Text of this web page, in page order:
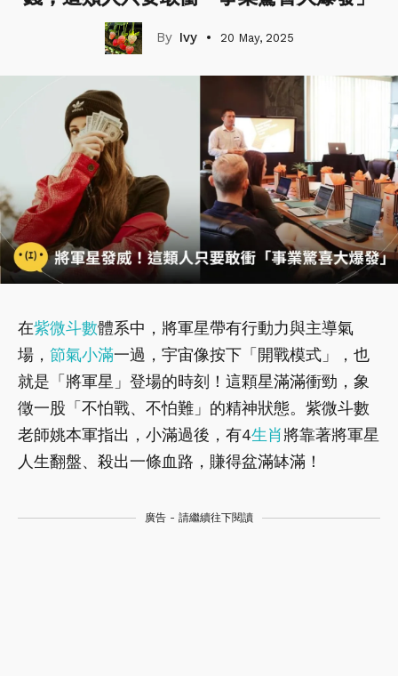
Ivy 20 May, 2025
在紫微斗數體系中，將軍星帶有行動力與主導氣
場， 節氣小滿一過，宇宙像按下「開戰模式」，也
就是「將軍星」登場的時刻！這顆星滿滿衝勁，象
徵一股「不怕戰、不怕難」的精神狀態。紫微斗數
老師姚本軍指出，小滿過後，有4生肖將靠著將軍星
人生翻盤、殺出一條血路，賺得盆滿缽滿！
廣告 - 請繼續往下閱讀